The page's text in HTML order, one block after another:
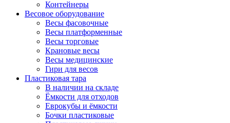
Контейнеры
Весовое оборудование
Весы фасовочные
Весы платформенные
Весы торговые
Крановые весы
Весы медицинские
Гири для весов
Пластиковая тара
В наличии на складе
Ёмкости для отходов
Еврокубы и ёмкости
Бочки пластиковые